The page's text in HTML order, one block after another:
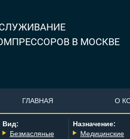
В МОСКВЕ
ГЛАВНАЯ
Вид:
Безмасляные
Назначение:
Медицинские
О